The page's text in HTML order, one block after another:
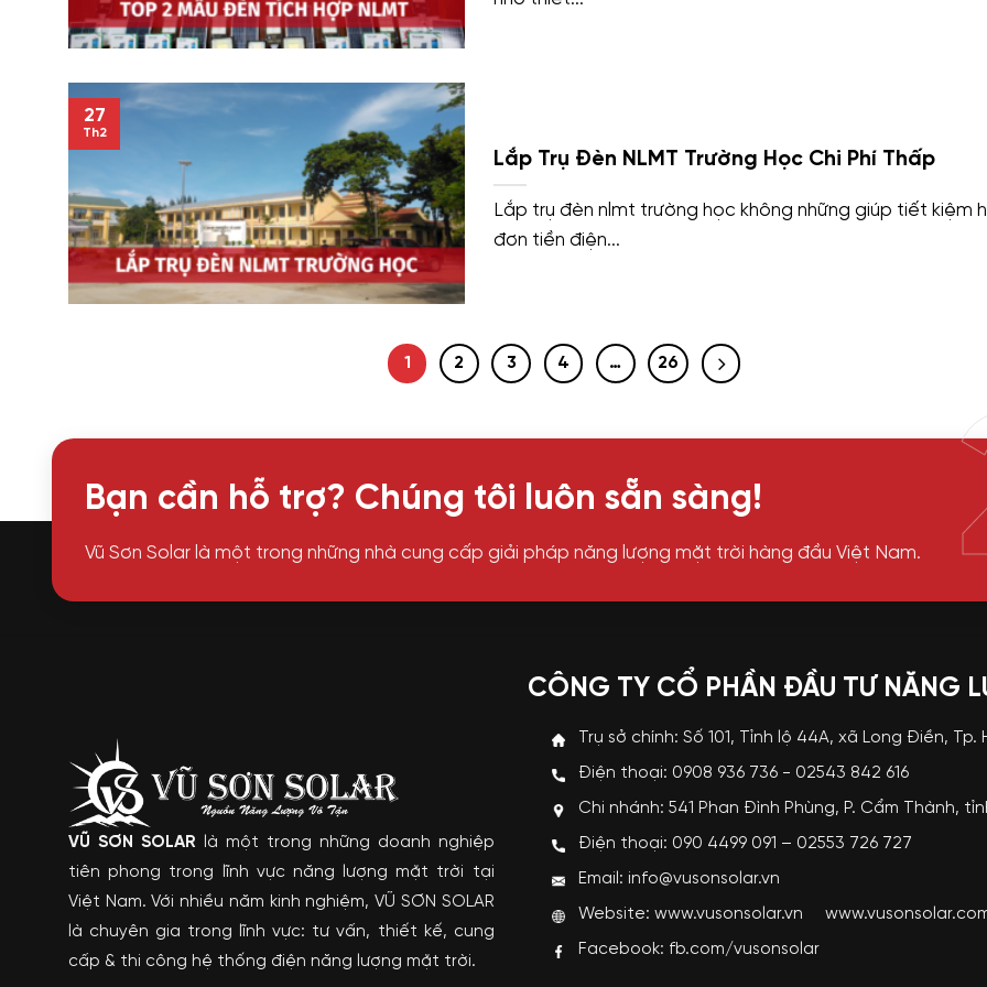
Lắp Trụ Đèn NLMT Trường Học Chi Phí Thấp
Lắp trụ đèn nlmt trường học không những giúp tiết kiệm
đơn tiền điện...
27
Th2
1 2 3 4 … 26
Bạn cần hỗ trợ? Chúng tôi luôn sẵn sàng!
Vũ Sơn Solar là một trong những nhà cung cấp giải pháp năng lượng mặt trời hàng đầu Việt Nam.
VŨ SƠN SOLAR là một trong những doanh nghiệp
tiên phong trong lĩnh vực năng lượng mặt trời tại
Việt Nam. Với nhiều năm kinh nghiệm, VŨ SƠN SOLAR
là chuyên gia trong lĩnh vực: tư vấn, thiết kế, cung
cấp & thi công hệ thống điện năng lượng mặt trời.
CÔNG TY CỔ PHẦN ĐẦU TƯ NĂNG
Trụ sở chính: Số 101, Tỉnh lộ 44A, xã Long Điền, Tp.
Điện thoại: 0908 936 736 - 02543 842 616
Chi nhánh: 541 Phan Đình Phùng, P. Cẩm Thành,
Điện thoại: 090 4499 091 – 02553 726 727
Email: info@vusonsolar.vn
Website: www.vusonsolar.vn
Facebook: fb.com/vusonsolar